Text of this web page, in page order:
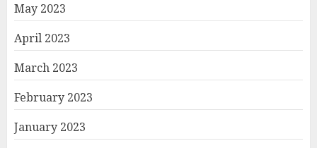
May 2023
April 2023
March 2023
February 2023
January 2023